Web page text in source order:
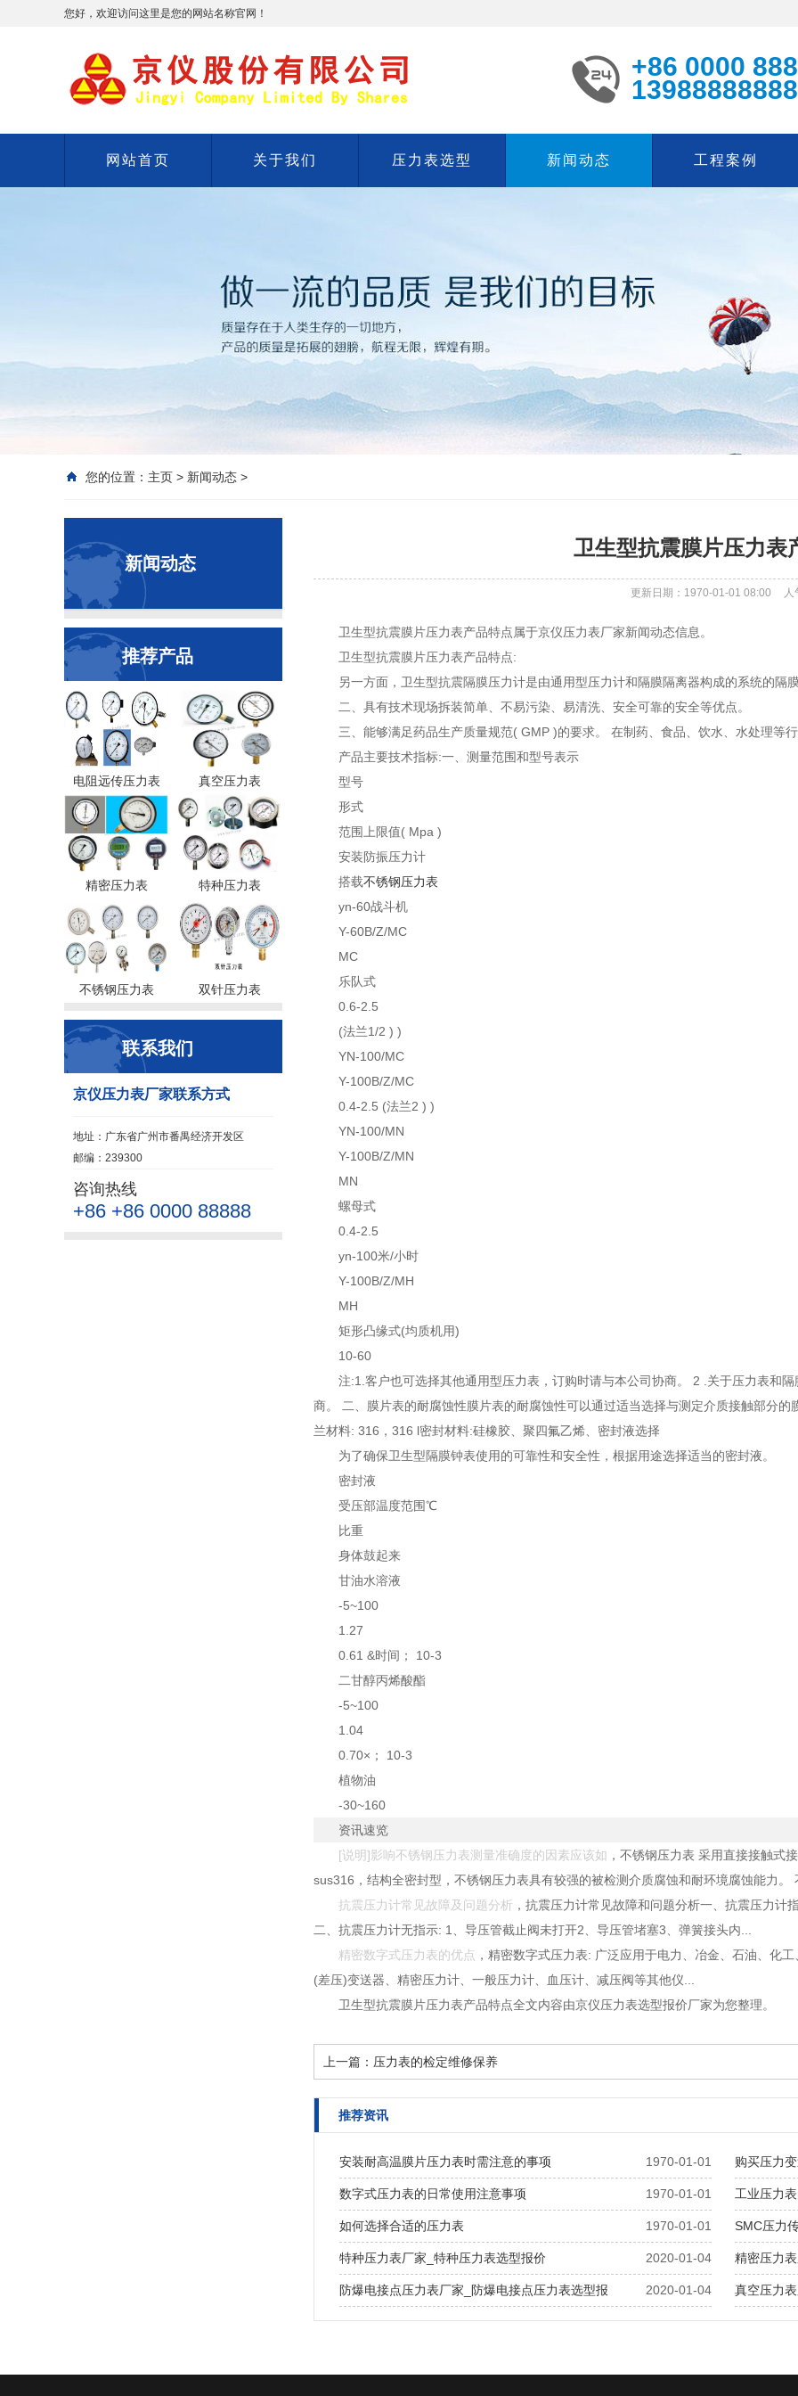
您好，欢迎访问这里是您的网站名称官网！
+86 0000
13988888888
网站首页 关于我们 压力表选型 新闻动态 工程案例
您的位置： 主页 > 新闻动态 >
新闻动态
推荐产品
电阻远传压力表 真空压力表
精密压力表 特种压力表
不锈钢压力表 双针压力表
联系我们
京仪压力表厂家联系方式
地址：广东省广州市番禺经济开发区
邮编：239300
咨询热线
+86 +86 0000 88888
卫生型抗震膜片压力表
更新日期：1970-01-01 08:00 人
卫生型抗震膜片压力表产品特点属于京仪压力表厂家新闻动态信息。
卫生型抗震膜片压力表产品特点:
另一方面，卫生型抗震隔膜压力计是由通用型压力计和隔膜隔离器构成的系统的隔
二、具有技术现场拆装简单、不易污染、易清洗、安全可靠的安全等优点。
三、能够满足药品生产质量规范( GMP )的要求。 在制药、食品、饮水、水处理等
产品主要技术指标:一、测量范围和型号表示
型号
形式
范围上限值( Mpa )
安装防振压力计
搭载不锈钢压力表
yn-60战斗机
Y-60B/Z/MC
MC
乐队式
0.6-2.5
(法兰1/2 ) )
YN-100/MC
Y-100B/Z/MC
0.4-2.5 (法兰2 ) )
YN-100/MN
Y-100B/Z/MN
MN
螺母式
0.4-2.5
yn-100米/小时
Y-100B/Z/MH
MH
矩形凸缘式(均质机用)
10-60
注:1.客户也可选择其他通用型压力表，订购时请与本公司协商。 2 .关于压力表和
商。 二、膜片表的耐腐蚀性膜片表的耐腐蚀性可以通过适当选择与测定介质接触部分
兰材料: 316，316 l密封材料:硅橡胶、聚四氟乙烯、密封液选择
为了确保卫生型隔膜钟表使用的可靠性和安全性，根据用途选择适当的密封液。
密封液
受压部温度范围℃
比重
身体鼓起来
甘油水溶液
-5~100
1.27
0.61 &时间； 10-3
二甘醇丙烯酸酯
-5~100
1.04
0.70×； 10-3
植物油
-30~160
资讯速览
[说明]影响不锈钢压力表测量准确度的因素应该如 ，不锈钢压力表 采用直接接触式
sus316，结构全密封型，不锈钢压力表具有较强的被检测介质腐蚀和耐环境腐蚀能力。
抗震压力计常见故障及问题分析 ，抗震压力计常见故障和问题分析一、抗震压力
二、抗震压力计无指示: 1、导压管截止阀未打开2、导压管堵塞3、弹簧接头内...
精密数字式压力表的优点 ，精密数字式压力表: 广泛应用于电力、冶金、石油、化
(差压)变送器、精密压力计、一般压力计、血压计、减压阀等其他仪...
卫生型抗震膜片压力表产品特点全文内容由京仪压力表选型报价厂家为您整理。
上一篇： 压力表的检定维修保养
推荐资讯
1970-01-01
安装耐高温膜片压力表时需注意的事项 购买压力
1970-01-01
数字式压力表的日常使用注意事项 工业压力
1970-01-01
如何选择合适的压力表 SMC压力
2020-01-04
特种压力表厂家_特种压力表选型报价 精密压力
2020-01-04
防爆电接点压力表厂家_防爆电接点压力表选型报 真空压力